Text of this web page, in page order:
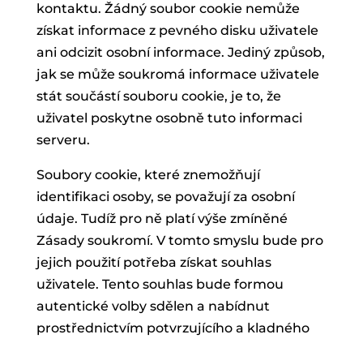
kontaktu. Žádný soubor cookie nemůže
získat informace z pevného disku uživatele
ani odcizit osobní informace. Jediný způsob,
jak se může soukromá informace uživatele
stát součástí souboru cookie, je to, že
uživatel poskytne osobně tuto informaci
serveru.
Soubory cookie, které znemožňují
identifikaci osoby, se považují za osobní
údaje. Tudíž pro ně platí výše zmíněné
Zásady soukromí. V tomto smyslu bude pro
jejich použití potřeba získat souhlas
uživatele. Tento souhlas bude formou
autentické volby sdělen a nabídnut
prostřednictvím potvrzujícího a kladného